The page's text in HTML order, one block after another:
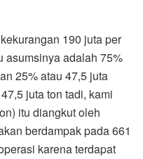
190 juta per
asumsinya adalah 75%
25% atau 47,5 juta
juta ton tadi, kami
itu diangkut oleh
berdampak pada 661
karena terdapat